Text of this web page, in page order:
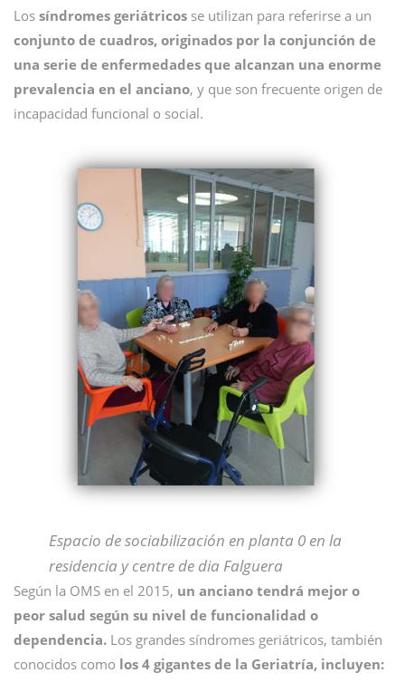
Los síndromes geriátricos se utilizan para referirse a un
conjunto de cuadros, originados por la conjunción de
una serie de enfermedades que alcanzan una enorme
prevalencia en el anciano, y que son frecuente origen de
incapacidad funcional o social.
Espacio de sociabilización en planta 0 en la
residencia y centre de dia Falguera
Según la OMS en el 2015, un anciano tendrá mejor o
peor salud según su nivel de funcionalidad o
dependencia. Los grandes síndromes geriátricos, también
conocidos como los 4 gigantes de la Geriatría, incluyen: